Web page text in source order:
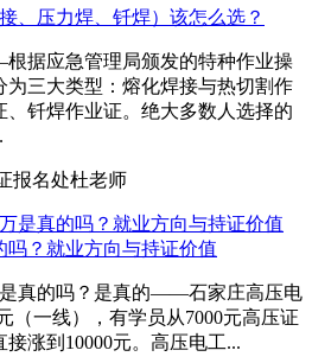
、压力焊、钎焊）该怎么选？
据应急管理局颁发的特种作业操
为三大类型：熔化焊接与热切割作
、钎焊作业证。绝大多数人选择的
报名处杜老师
吗？就业方向与持证价值
真的吗？是真的——石家庄高压电
（一线），有学员从7000元高压证
涨到10000元。高压电工...